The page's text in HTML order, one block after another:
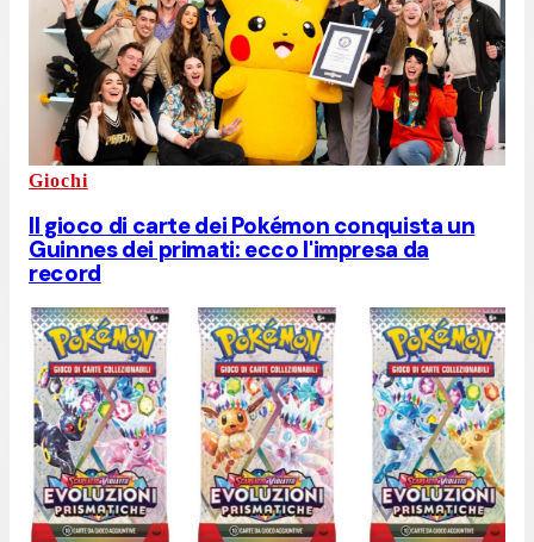
Giochi
Il gioco di carte dei Pokémon conquista un
Guinnes dei primati: ecco l'impresa da
record